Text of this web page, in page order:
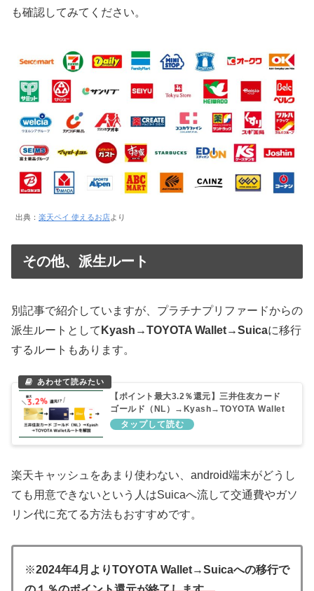
も確認してみてください。
出典： 楽天ペイ 使えるお店より
その他、派生ルート
別記事で紹介していますが、プラチナプリファードからの
派生ルートとして Kyash→TOYOTA Wallet→Suicaに移行
するルートもあります。
【ポイント最大3.2％還元】三井住友カード
ゴールド（NL）→Kyash→TOYOTA Wallet
ルートを解説
楽天キャッシュをあまり使わない、android端末がどうし
ても用意できないという人はSuicaへ流して交通費やガソ
リン代に充てる方法もおすすめです。
※2024年4月よりTOYOTA Wallet→Suicaへの移行で